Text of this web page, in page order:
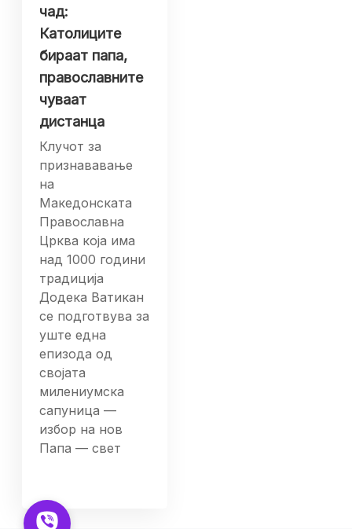
чад:
Католиците
бираат папа,
православните
чуваат
дистанца
Клучот за
признававање
на
Македонската
Православна
Црква која има
над 1000 години
традиција
Додека Ватикан
се подготвува за
уште една
епизода од
својата
милениумска
сапуница —
избор на нов
Папа — свет